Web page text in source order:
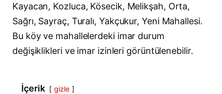
Kayacan, Kozluca, Kösecik, Melikşah, Orta,
Sağrı, Sayraç, Turalı, Yakçukur, Yeni Mahallesi.
Bu köy ve mahallelerdeki imar durum
değişiklikleri ve imar izinleri görüntülenebilir.
İçerik gizle